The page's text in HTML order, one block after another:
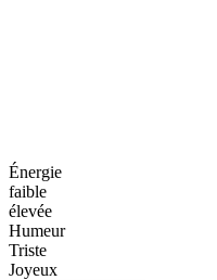
Énergie
faible
élevée
Humeur
Triste
Joyeux